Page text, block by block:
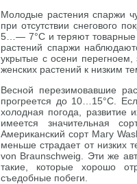
Молодые растения спаржи
при отсутствии снегового
5…— 7°С и теряют товарные
растений спаржи
укрытые с осени
женских растений к низким
Весной перезимовавшие
прогреется до 10…15°С.
холодная погода, развитие
имеется значительная
Американский сорт Магу
меньше страдает от низких
von Braunschweig. Эти же
такие, которые хорошо
съедобные побеги.